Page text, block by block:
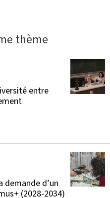
thème
entre
demande d’un
(2028-2034)